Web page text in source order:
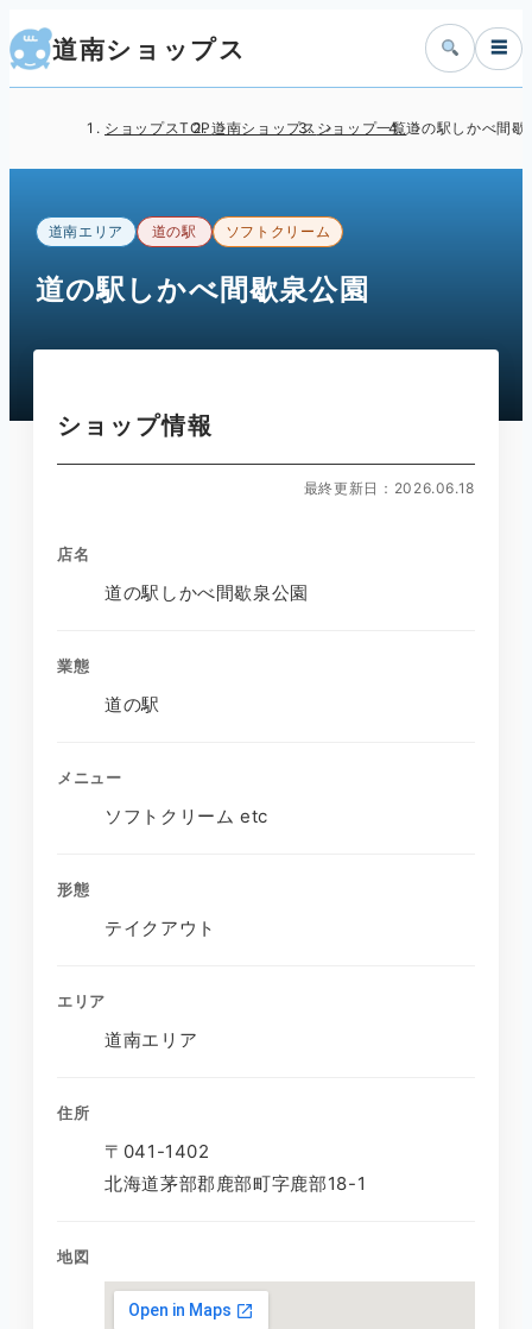
道南ショップス ☰
ショップスTOP道南ショップス ショップ一覧道の駅しかべ間歇
道南エリア 道の駅 ソフトクリーム
道の駅しかべ間歇泉公園
ショップ情報
最終更新日：2026.06.18
店名
道の駅しかべ間歇泉公園
業態
道の駅
メニュー
ソフトクリーム etc
形態
テイクアウト
エリア
道南エリア
住所
〒041-1402
北海道茅部郡鹿部町字鹿部18-1
地図